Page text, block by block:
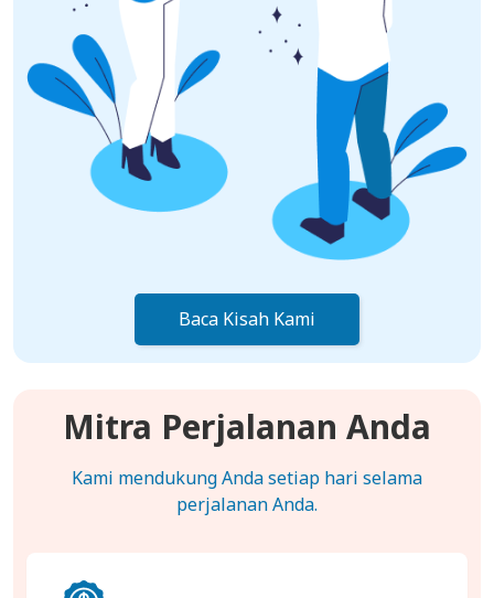
Baca Kisah Kami
Mitra Perjalanan Anda
Kami mendukung Anda setiap hari selama
perjalanan Anda.